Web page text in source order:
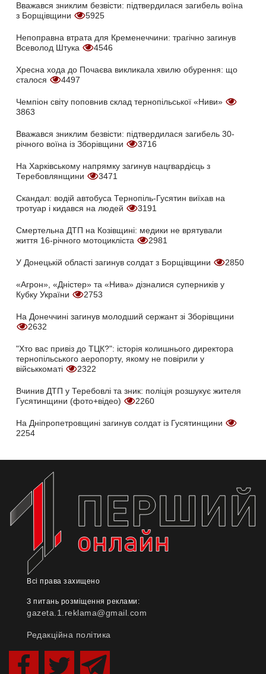
Вважався зниклим безвісти: підтвердилася загибель воїна
з Борщівщини
5925
Непоправна втрата для Кременеччини: трагічно загинув
Всеволод Штука
4546
Хресна хода до Почаєва викликала хвилю обурення: що
сталося
4497
Чемпіон світу поповнив склад тернопільської «Ниви»
3863
Вважався зниклим безвісти: підтвердилася загибель 30-
річного воїна із Зборівщини
3716
На Харківському напрямку загинув нацгвардієць з
Теребовлянщини
3471
Скандал: водій автобуса Тернопіль-Гусятин виїхав на
тротуар і кидався на людей
3191
Смертельна ДТП на Козівщині: медики не врятували
життя 16-річного мотоцикліста
2981
У Донецькій області загинув солдат з Борщівщини 2850
«Агрон», «Дністер» та «Нива» дізналися суперників у
Кубку України
2753
На Донеччині загинув молодший сержант зі Зборівщини
2632
"Хто вас привіз до ТЦК?": історія колишнього директора
тернопільського аеропорту, якому не повірили у
військкоматі
2322
Вчинив ДТП у Теребовлі та зник: поліція розшукує жителя
Гусятинщини (фото+відео)
2260
На Дніпропетровщині загинув солдат із Гусятинщини
2254
Всі права захищено
З питань розміщення реклами:
gazeta.1.reklama@gmail.com
Редакційна політика